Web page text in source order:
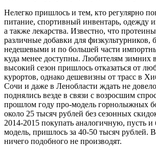
Нелегко пришлось и тем, кто регулярно
питание, спортивный инвентарь, одежду
а также лекарства. Известно, что
различные добавки для физкультурников,
недешевыми и по большей части
куда менее доступны. Любителям зимних
высокий сезон пришлось отказаться от
курортов, однако дешевизны от трасс в
Сочи и даже в Ленобласти ждать не
поднялись везде в связи с возросшим
прошлом году про-модель горнолыжных
около 25 тысяч рублей без сезонных
2014-2015 покупать аналогичную, пусть и
модель, пришлось за 40-50 тысяч рублей.
ничего подобного не производят.